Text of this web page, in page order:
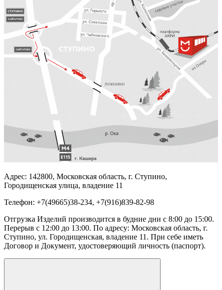
Адрес: 142800, Московская область, г. Ступино,
Городищенская улица, владение 11
Телефон: +7(49665)38-234, +7(916)839-82-98
Отгрузка Изделий производится в будние дни с 8:00 до 15:00.
Перерыв с 12:00 до 13:00. По адресу: Московская область, г.
Ступино, ул. Городищенская, владение 11. При себе иметь
Договор и Документ, удостоверяющий личность (паспорт).